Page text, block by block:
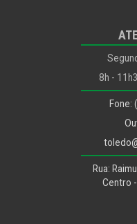
8h -
Fone:
Rua:
Centro